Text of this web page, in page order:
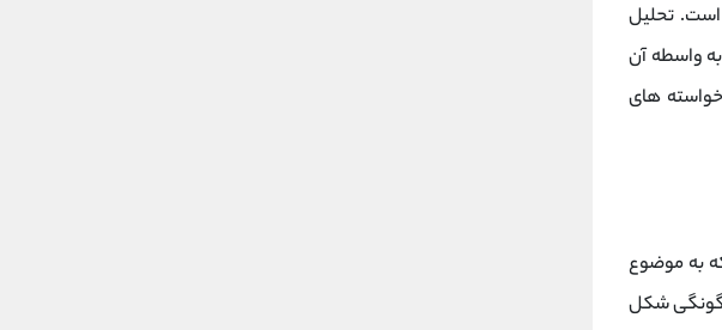
است. تحلیل
واسطه آن
های
زبان نوشتاری وجود داشته است، اما تا دهه 1950 بود که به موضوع
شکل